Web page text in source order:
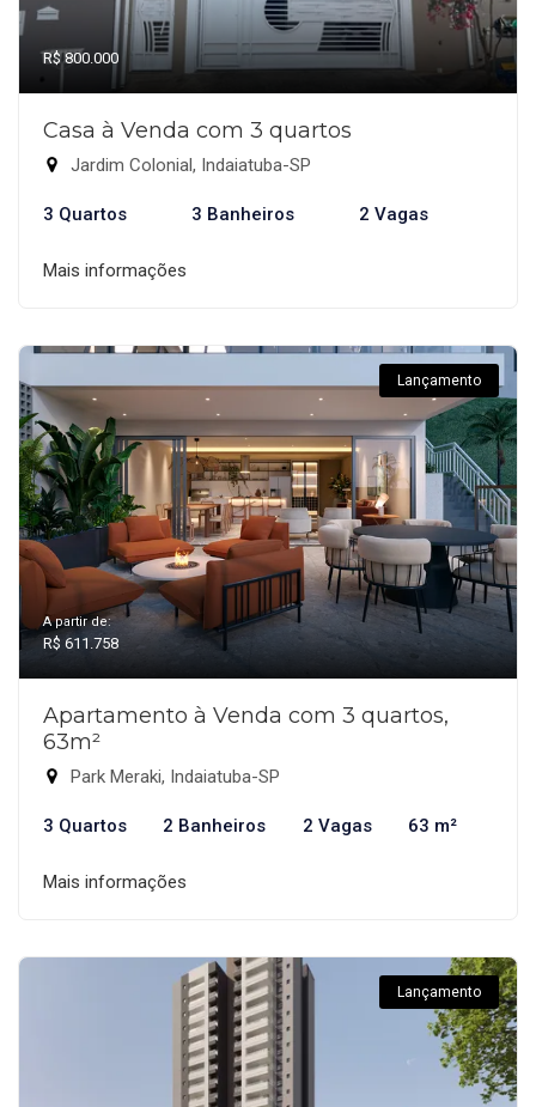
R$ 800.000
Casa à Venda com 3 quartos
Jardim Colonial, Indaiatuba-SP
3 Quartos 3 Banheiros 2 Vagas
Mais informações
Lançamento
A partir de:
R$ 611.758
Apartamento à Venda com 3 quartos,
63m²
Park Meraki, Indaiatuba-SP
3 Quartos 2 Banheiros 2 Vagas 63 m²
Mais informações
Lançamento